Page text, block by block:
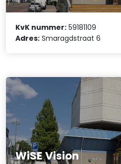
KvK nummer: 59181109
Adres: Smaragdstraat 6
WiSE Vision